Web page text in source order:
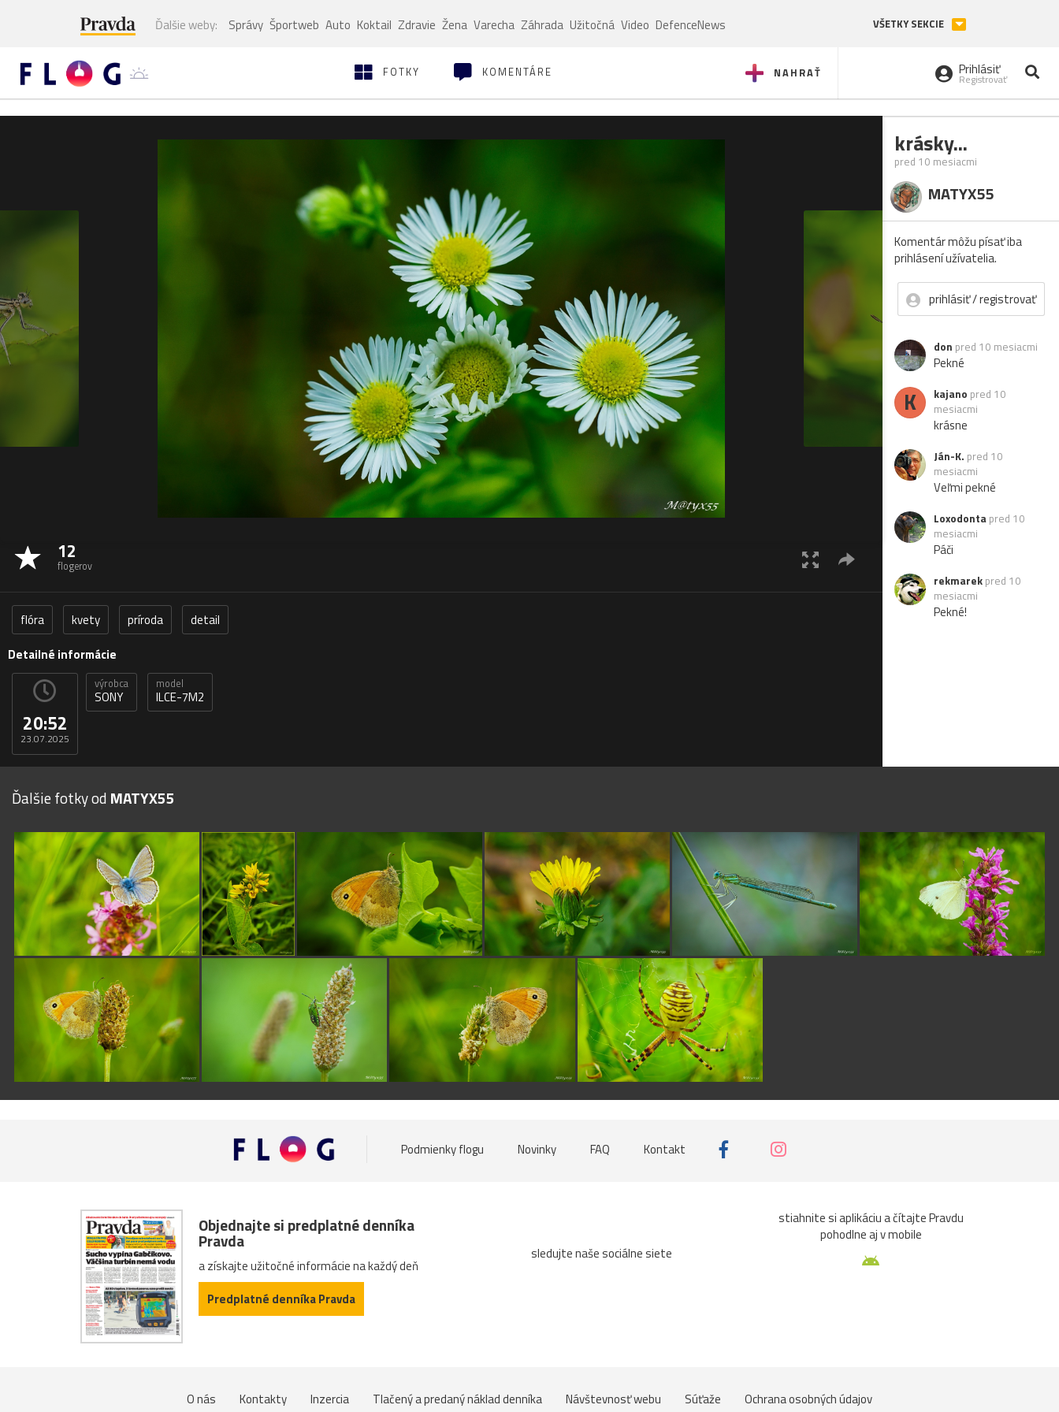
Ďalšie weby: Správy Športweb Auto Koktail Zdravie Žena Varecha Záhrada Užitočná Video DefenceNews VŠETKY SEKCIE
NAHRAŤ
FOTKY KOMENTÁRE Prihlásiť
Registrovať
12
flogerov
flóra kvety príroda
detail
Detailné informácie
20:52
23.07.2025
výrobca
SONY
model
ILCE-7M2
krásky...
pred 10 mesiacmi
MATYX55
Komentár môžu písať iba
prihlásení užívatelia.
prihlásiť / registrovať
don pred 10 mesiacmi
Pekné
K kajano pred 10
mesiacmi
krásne
Ján-K. pred 10
mesiacmi
Veľmi pekné
Loxodonta pred 10
mesiacmi
Páči
rekmarek pred 10
mesiacmi
Pekné!
Ďalšie fotky od MATYX55
Podmienky flogu Novinky FAQ Kontakt
Objednajte si predplatné denníka
Pravda
a získajte užitočné informácie na každý deň
Predplatné denníka Pravda
sledujte naše sociálne siete
stiahnite si aplikáciu a čítajte Pravdu
pohodlne aj v mobile
O nás Kontakty Inzercia Tlačený a predaný náklad denníka Návštevnosť webu Súťaže Ochrana osobných údajov